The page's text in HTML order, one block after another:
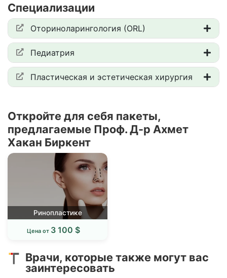
Специализации
Оториноларингология (ORL)
Педиатрия
Пластическая и эстетическая хирургия
Откройте для себя пакеты,
предлагаемые Проф. Д-р Ахмет
Хакан Биркент
Ринопластике
Цена от 3 100 $
Врачи, которые также могут вас
заинтересовать